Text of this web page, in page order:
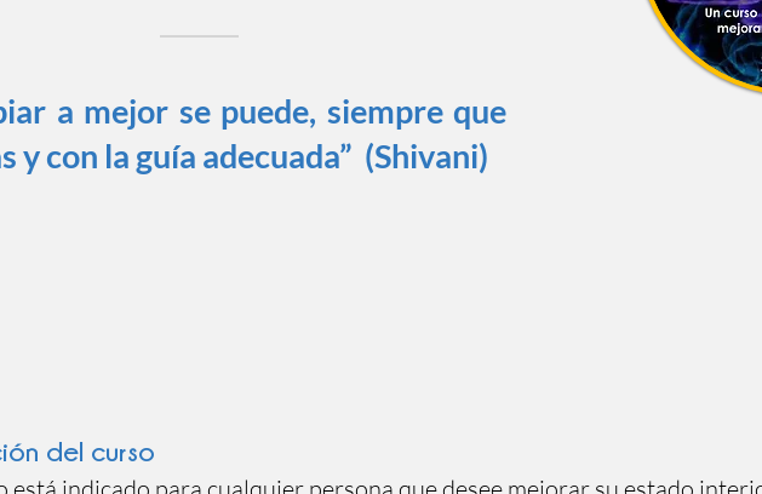
a mejor se puede, siempre que
y con la guía adecuada” (Shivani)
del curso